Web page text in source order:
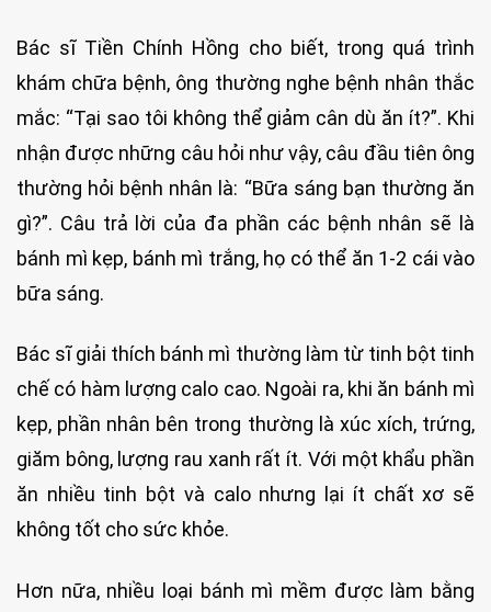
Bác sĩ Tiền Chính Hồng cho biết, trong quá trình
khám chữa bệnh, ông thường nghe bệnh nhân thắc
mắc: “Tại sao tôi không thể giảm cân dù ăn ít?”. Khi
nhận được những câu hỏi như vậy, câu đầu tiên ông
thường hỏi bệnh nhân là: “Bữa sáng bạn thường ăn
gì?”. Câu trả lời của đa phần các bệnh nhân sẽ là
bánh mì kẹp, bánh mì trắng, họ có thể ăn 1-2 cái vào
bữa sáng.
Bác sĩ giải thích bánh mì thường làm từ tinh bột tinh
chế có hàm lượng calo cao. Ngoài ra, khi ăn bánh mì
kẹp, phần nhân bên trong thường là xúc xích, trứng,
giăm bông, lượng rau xanh rất ít. Với một khẩu phần
ăn nhiều tinh bột và calo nhưng lại ít chất xơ sẽ
không tốt cho sức khỏe.
Hơn nữa, nhiều loại bánh mì mềm được làm bằng